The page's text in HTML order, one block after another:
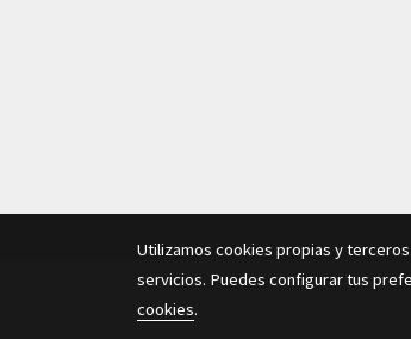
Utilizamos cookies propias y
servicios. Puedes configurar tus
cookies.